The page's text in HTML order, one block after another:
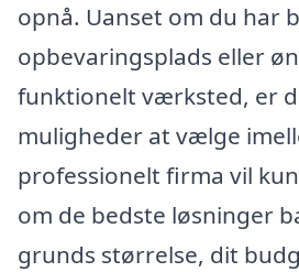
opnå. Uanset om du har
opbevaringsplads eller
funktionelt værksted, er
muligheder at vælge
professionelt firma vil
om de bedste løsninger
grunds størrelse, dit